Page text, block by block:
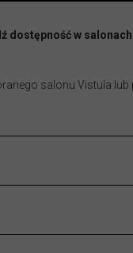
dostępność w salonach
salonu Vistula lub